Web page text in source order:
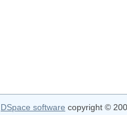
DSpace software copyright ©